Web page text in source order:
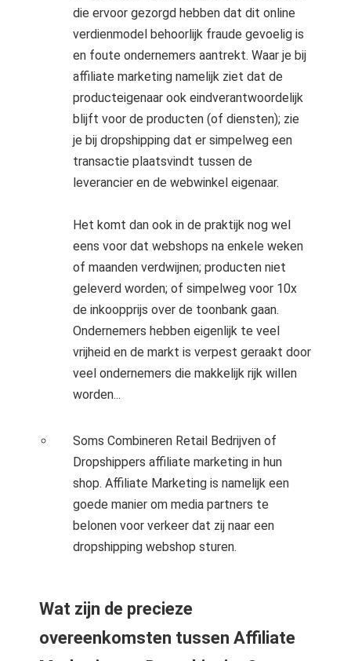
die ervoor gezorgd hebben dat dit online
verdienmodel behoorlijk fraude gevoelig is
en foute ondernemers aantrekt. Waar je bij
affiliate marketing namelijk ziet dat de
producteigenaar ook eindverantwoordelijk
blijft voor de producten (of diensten); zie
je bij dropshipping dat er simpelweg een
transactie plaatsvindt tussen de
leverancier en de webwinkel eigenaar.
Het komt dan ook in de praktijk nog wel
eens voor dat webshops na enkele weken
of maanden verdwijnen; producten niet
geleverd worden; of simpelweg voor 10x
de inkoopprijs over de toonbank gaan.
Ondernemers hebben eigenlijk te veel
vrijheid en de markt is verpest geraakt door
veel ondernemers die makkelijk rijk willen
worden...
Soms Combineren Retail Bedrijven of
Dropshippers affiliate marketing in hun
shop. Affiliate Marketing is namelijk een
goede manier om media partners te
belonen voor verkeer dat zij naar een
dropshipping webshop sturen.
Wat zijn de precieze
overeenkomsten tussen Affiliate